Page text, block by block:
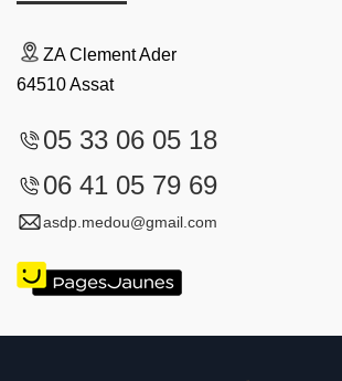
ZA Clement Ader
64510 Assat
05 33 06 05 18
06 41 05 79 69
asdp.medou@gmail.com